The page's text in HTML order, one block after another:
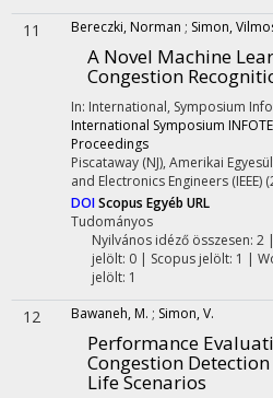
11 Bereczki, Norman ; Simon,
A Novel Machine
Congestion
In: International, Symposium
International Symposium
Proceedings
Piscataway (NJ), Amerikai
and Electronics Engineers (IEEE)
DOIScopus Egyéb URL
Tudományos
Nyilvános idéző összesen: 2|
jelölt: 0 | Scopus jelölt: 1 |
jelölt: 1
12 Bawaneh, M. ; Simon, V.
Performance
Congestion
Life Scenarios